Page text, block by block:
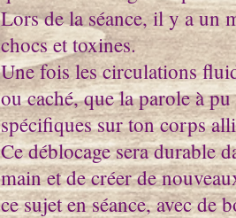
Lors de la séance, il y a un
chocs et toxines.
Une fois les circulations
ou caché, que la parole à
spécifiques sur ton corps
Ce déblocage sera durable
main et de créer de
ce sujet en séance, avec de